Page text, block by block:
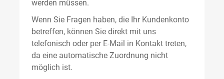
werden müssen.
Wenn Sie Fragen haben, die Ihr Kundenkonto
betreffen, können Sie direkt mit uns
telefonisch oder per E-Mail in Kontakt treten,
da eine automatische Zuordnung nicht
möglich ist.